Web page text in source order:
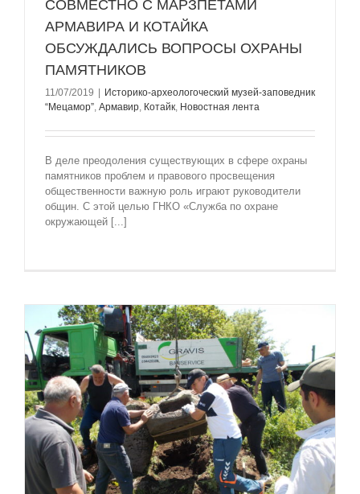
СОВМЕСТНО С МАРЗПЕТАМИ
АРМАВИРА И КОТАЙКА
ОБСУЖДАЛИСЬ ВОПРОСЫ ОХРАНЫ
ПАМЯТНИКОВ
11/07/2019
Историко-археологоческий музей-заповедник
“Мецамор”, Армавир, Котайк, Новостная лента
В деле преодоления существующих в сфере охраны
памятников проблем и правового просвещения
общественности важную роль играют руководители
общин. С этой целью ГНКО «Служба по охране
окружающей [...]